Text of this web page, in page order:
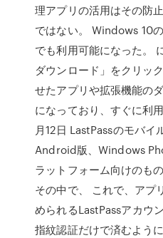
理アプリの活用はその防
ではない。 Windows 10
でも利用可能になった。
ダウンロード」をクリッ
せたアプリや拡張機能の
になっており、すぐに利
月12日 LastPassのモバイ
Android版、Windows
ラットフォーム向けのも
その中で、 これで、アプ
められるLastPassアカウ
指紋認証だけで済むよう